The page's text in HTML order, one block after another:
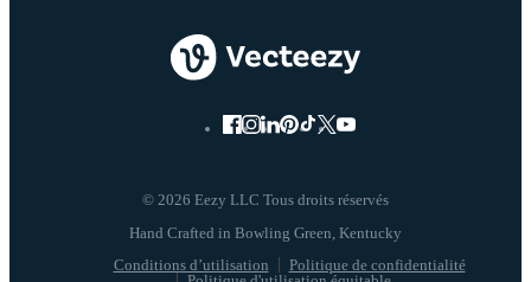
© 2026 Eezy LLC Tous droits réservés
Conditions d’utilisation
Politique de confidentialité